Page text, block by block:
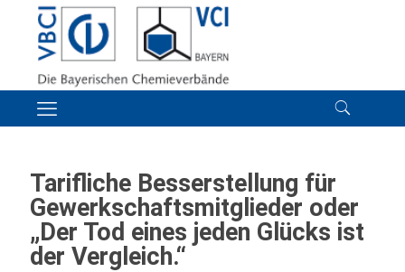
Tarifliche Besserstellung für
Gewerkschaftsmitglieder oder
„Der Tod eines jeden Glücks ist
der Vergleich.“